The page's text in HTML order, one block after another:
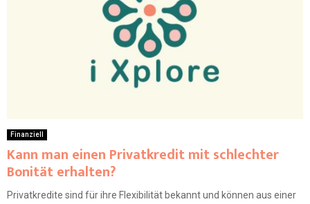
Finanziell
Kann man einen Privatkredit mit schlechter
Bonität erhalten?
Privatkredite sind für ihre Flexibilität bekannt und können aus einer